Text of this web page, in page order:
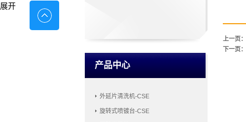
产品中心
外延片清洗机-CSE
旋转式喷镀台-CSE
上一页：
下一页：
展开